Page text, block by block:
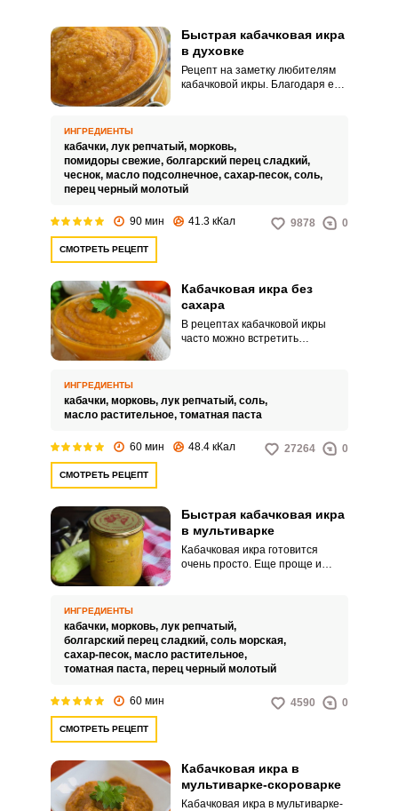
Быстрая кабачковая икра
в духовке
Рецепт на заметку любителям
кабачковой икры. Благодаря ему
наблюдая за тем, чтобы она не
пригорела.
ИНГРЕДИЕНТЫ
кабачки, лук репчатый, морковь,
помидоры свежие, болгарский перец сладкий,
чеснок, масло подсолнечное, сахар-песок, соль,
перец черный молотый
90 мин 41.3 кКал 9878 0
СМОТРЕТЬ РЕЦЕПТ
Кабачковая икра без
сахара
В рецептах кабачковой икры
часто можно встретить
сахара. Все это положительно
сказывается на вкусовых
калорий.
ИНГРЕДИЕНТЫ
кабачки, морковь, лук репчатый, соль,
масло растительное, томатная паста
60 мин 48.4 кКал 27264 0
СМОТРЕТЬ РЕЦЕПТ
Быстрая кабачковая икра
в мультиварке
Кабачковая икра готовится
очень просто. Еще проще и
ИНГРЕДИЕНТЫ
кабачки, морковь, лук репчатый,
болгарский перец сладкий, соль морская,
сахар-песок, масло растительное,
томатная паста, перец черный молотый
60 мин 4590 0
СМОТРЕТЬ РЕЦЕПТ
Кабачковая икра в
мультиварке-скороварке
Кабачковая икра в мультиварке-